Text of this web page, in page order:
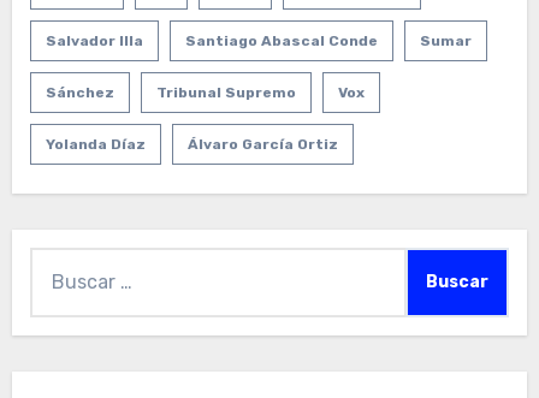
Salvador Illa Santiago Abascal Conde Sumar
Sánchez Tribunal Supremo Vox
Yolanda Díaz Álvaro García Ortiz